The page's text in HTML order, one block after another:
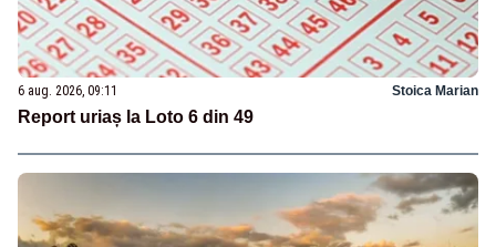
6 aug. 2026, 09:11 Stoica Marian
Report uriaș la Loto 6 din 49